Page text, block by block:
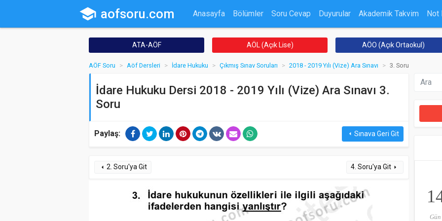
school aofsoru.com Anasayfa Bölümler Soru Cevap Duyurular Akademik Takvim Not
ATA-AÖF AÖL (Açık Lise) AÖO (Açık Ortaokul)
AÖF Soru Aöf Dersleri İdare Hukuku Çıkmış Sınav Soruları 2018 - 2019 Yılı (Vize) Ara Sınavı 3. Soru
İdare Hukuku Dersi 2018 - 2019 Yılı (Vize) Ara Sınavı 3.
Soru
Paylaş: arrow_leftSınava Geri Git
arrow_left 2. Soru'ya Git 4. Soru'ya Git arrow_right
Gün